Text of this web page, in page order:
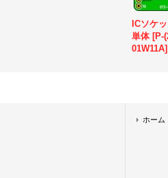
ICソケ
単体 [P-
01W11A]
ホーム